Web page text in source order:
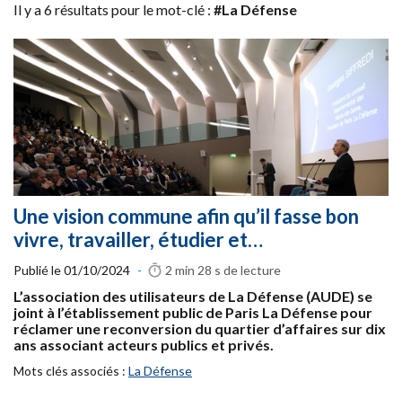
Il y a 6 résultats pour le mot-clé : #La Défense
Une vision commune afin qu’il fasse bon
vivre, travailler, étudier et…
Publié le01/10/2024 - 2 min 28 s de lecture
L’association des utilisateurs de La Défense (AUDE) se
joint à l’établissement public de Paris La Défense pour
réclamer une reconversion du quartier d’affaires sur dix
ans associant acteurs publics et privés.
Mots clés associés : La Défense